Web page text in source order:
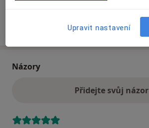
Víceo adrese
Názory
Přidejte svůj názor
Upravit nastavení